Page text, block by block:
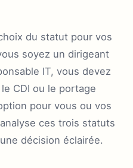
du statut pour vos
soyez un dirigeant
IT, vous devez
CDI ou le portage
pour vous ou vos
ces trois statuts
décision éclairée.